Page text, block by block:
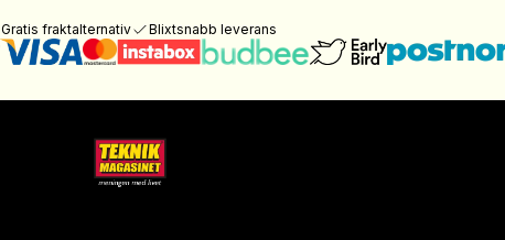
Gratis fraktalternativ Blixtsnabb leverans